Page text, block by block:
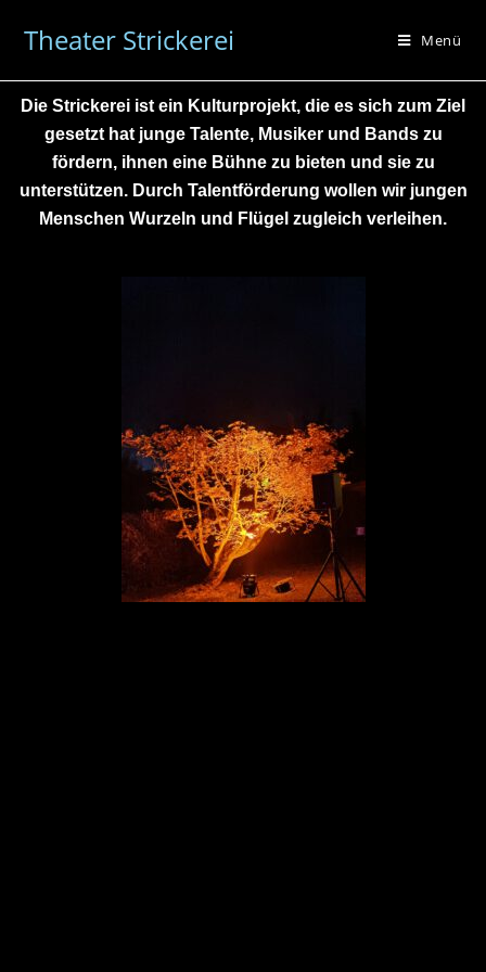
Theater Strickerei Menü
Die Strickerei ist ein Kulturprojekt, die es sich zum Ziel
gesetzt hat junge Talente, Musiker und Bands zu
fördern, ihnen eine Bühne zu bieten und sie zu
unterstützen. Durch Talentförderung wollen wir jungen
Menschen Wurzeln und Flügel zugleich verleihen.